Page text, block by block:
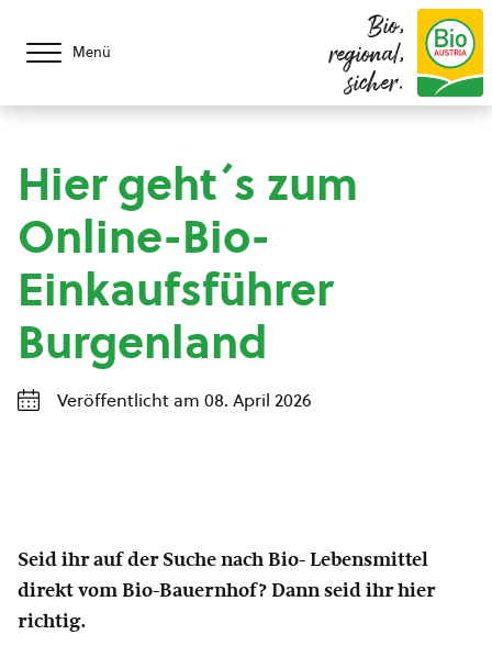
Menü
Bio,
regional,
sicher.
Hier geht´s zum
Online-Bio-
Einkaufsführer
Burgenland
Veröffentlicht am 08. April 2026
Seid ihr auf der Suche nach Bio- Lebensmittel
direkt vom Bio-Bauernhof? Dann seid ihr hier
richtig.